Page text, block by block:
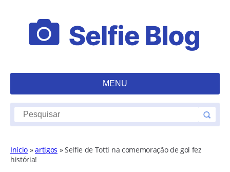
MENU
Início »artigos »Selfie de Totti na comemoração de gol fez
história!